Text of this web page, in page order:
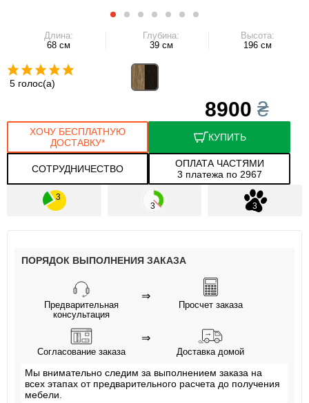
Длина:
68 см
Глубина:
39 см
Высота:
196 см
5 голос(а)
8900₴
КУПИТЬ
СОТРУДНИЧЕСТВО
ХОЧУ БЕСПЛАТНУЮ
ДОСТАВКУ*
ОПЛАТА ЧАСТЯМИ
3 платежа по 2967
ПОРЯДОК ВЫПОЛНЕНИЯ ЗАКАЗА
Предварительная
консультация
⇒
Просчет заказа
Согласование заказа
⇒
Доставка домой
Мы внимательно следим за выполнением заказа на
всех этапах от предварительного расчета до получения
мебели.